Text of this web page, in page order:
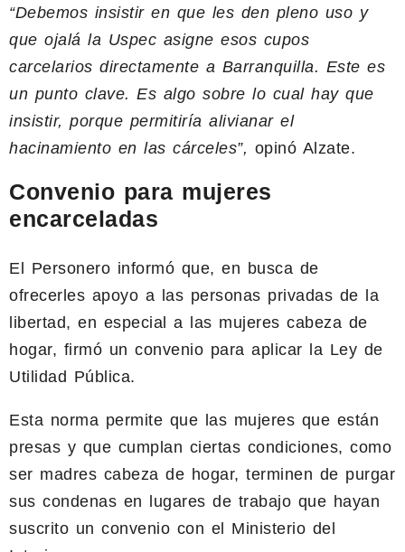
“Debemos insistir en que les den pleno uso y
que ojalá la Uspec asigne esos cupos
carcelarios directamente a Barranquilla. Este es
un punto clave. Es algo sobre lo cual hay que
insistir, porque permitiría alivianar el
hacinamiento en las cárceles”, opinó Alzate.
Convenio para mujeres
encarceladas
El Personero informó que, en busca de
ofrecerles apoyo a las personas privadas de la
libertad, en especial a las mujeres cabeza de
hogar, firmó un convenio para aplicar la Ley de
Utilidad Pública.
Esta norma permite que las mujeres que están
presas y que cumplan ciertas condiciones, como
ser madres cabeza de hogar, terminen de purgar
sus condenas en lugares de trabajo que hayan
suscrito un convenio con el Ministerio del